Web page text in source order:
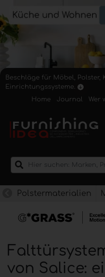
Beschläge für Möbel,
Einrichtungssysteme.
Home
Journal Wer
Polstermaterialien
von Salice: